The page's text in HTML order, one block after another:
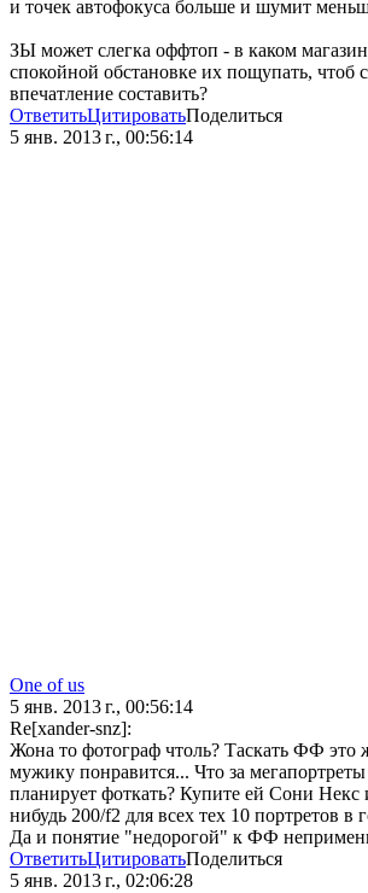
и точек автофокуса больше и шумит
ЗЫ может слегка оффтоп - в каком
спокойной обстановке их пощупать, чтоб
впечатление составить?
ОтветитьЦитироватьПоделиться
5 янв. 2013 г., 00:56:14
One of us
5 янв. 2013 г., 00:56:14
Re[xander-snz]:
Жона то фотограф чтоль? Таскать ФФ это
мужику понравится... Что за мегапортреты
планирует фоткать? Купите ей Сони Некс
нибудь 200/f2 для всех тех 10 портретов в
Да и понятие "недорогой" к ФФ
ОтветитьЦитироватьПоделиться
5 янв. 2013 г., 02:06:28